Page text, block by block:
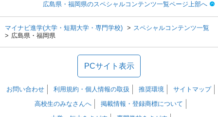
広島県・福岡県のスペシャルコンテンツ一覧ページ上部へ
マイナビ進学(大学・短期大学・専門学校)
スペシャルコンテンツ一覧
広島県・福岡県
PCサイト表示
お問い合わせ 利用規約・個人情報の取扱 推奨環境
サイトマップ
高校生のみなさんへ
掲載情報・登録商標について